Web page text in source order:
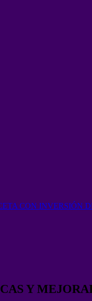
CON INVERSIÓN
Y